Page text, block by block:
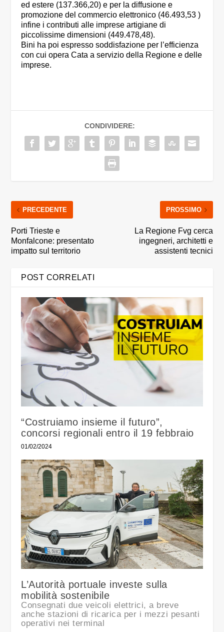
ed estere (137.366,20) e per la diffusione e
promozione del commercio elettronico (46.493,53 )
infine i contributi alle imprese artigiane di
piccolissime dimensioni (449.478,48).
Bini ha poi espresso soddisfazione per l’efficienza
con cui opera Cata a servizio della Regione e delle
imprese.
CONDIVIDERE:
PRECEDENTE
Porti Trieste e
Monfalcone: presentato
impatto sul territorio
PROSSIMO
La Regione Fvg cerca
ingegneri, architetti e
assistenti tecnici
POST CORRELATI
“Costruiamo insieme il futuro”,
concorsi regionali entro il 19 febbraio
01/02/2024
L’Autorità portuale investe sulla
mobilità sostenibile
Consegnati due veicoli elettrici, a breve
anche stazioni di ricarica per i mezzi pesanti
operativi nei terminal